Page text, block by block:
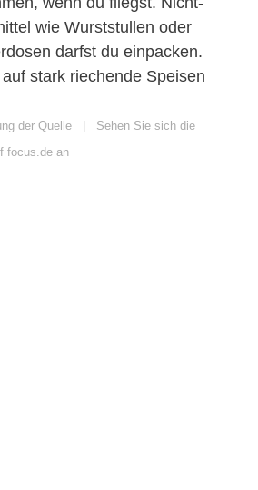
wie Wurststullen oder
darfst du einpacken.
stark riechende Speisen
der Quelle | Sehen Sie sich die
focus.de an